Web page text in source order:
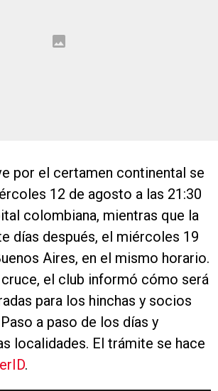
por el certamen continental se
12 de agosto a las 21:30
colombiana, mientras que la
días después, el miércoles 19
Aires, en el mismo horario.
el club informó cómo será
para los hinchas y socios
a paso de los días y
localidades. El trámite se hace
.